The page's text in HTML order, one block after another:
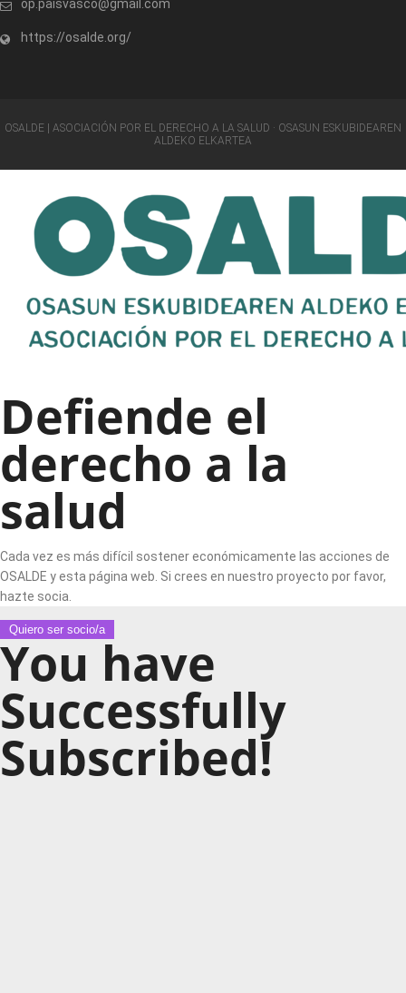
op.paisvasco@gmail.com
https://osalde.org/
OSALDE | ASOCIACIÓN POR EL DERECHO A LA SALUD · OSASUN ESKUBIDEAREN
ALDEKO ELKARTEA
Defiende el
derecho a la
salud
Cada vez es más difícil sostener económicamente las acciones de
OSALDE y esta página web. Si crees en nuestro proyecto por favor,
hazte socia.
Quiero ser socio/a
You have
Successfully
Subscribed!